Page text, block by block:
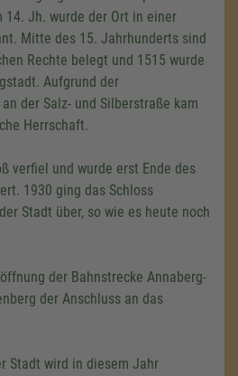
Jh. wurde der Ort in einer
Mitte des 15. Jahrhunderts sind
Rechte belegt und 1515 wurde
Aufgrund der
der Salz- und Silberstraße kam
Herrschaft.
verfiel und wurde erst Ende des
1930 ging das Schloss
Stadt über, so wie es heute noch
der Bahnstrecke Annaberg-
der Anschluss an das
Stadt wird in diesem Jahr